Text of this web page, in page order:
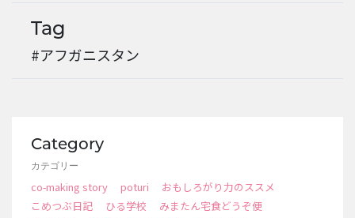
Tag
#アフガニスタン
Category
カテゴリー
co-making story poturi
おもしろがり力のススメ
こめつぶ日記
ひる学校
みまたん宅食どうぞ便